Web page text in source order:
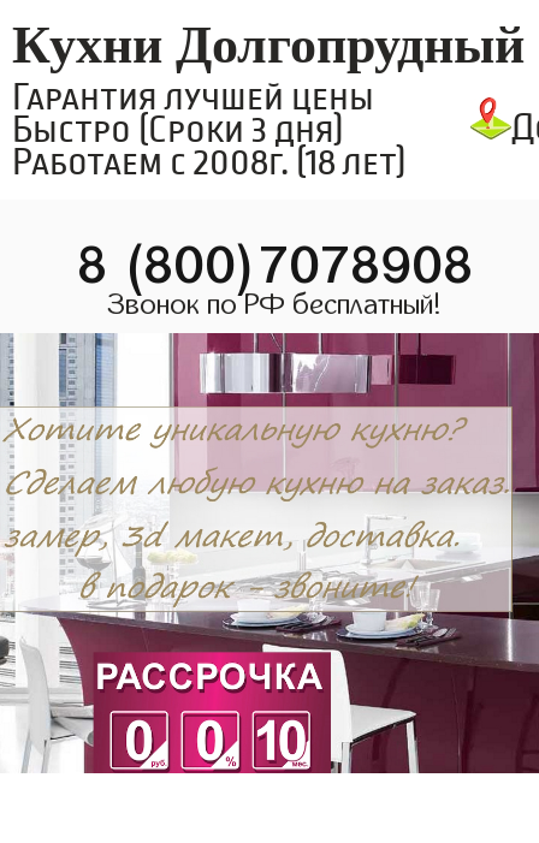
Кухни Долгопрудный
Гарантия лучшей цены
Быстро (Сроки 3 дня)
Работаем с 2008г. (18 лет)
8 (800)7078908
Звонок по РФ бесплатный!